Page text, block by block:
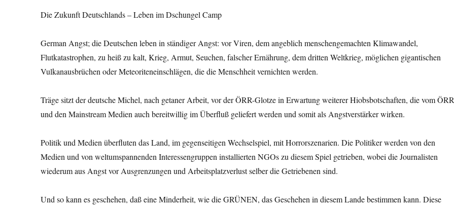
Die Zukunft Deutschlands – Leben im Dschungel Camp
German Angst; die Deutschen leben in ständiger Angst: vor Viren, dem angeblich menschengemachten Klimawandel,
Flutkatastrophen, zu heiß zu kalt, Krieg, Armut, Seuchen, falscher Ernährung, dem dritten Weltkrieg, möglichen gigantischen
Vulkanausbrüchen oder Meteoriteneinschlägen, die die Menschheit vernichten werden.
Träge sitzt der deutsche Michel, nach getaner Arbeit, vor der ÖRR-Glotze in Erwartung weiterer Hiobsbotschaften, die vom ÖRR
und den Mainstream Medien auch bereitwillig im Überfluß geliefert werden und somit als Angstverstärker wirken.
Politik und Medien überfluten das Land, im gegenseitigen Wechselspiel, mit Horrorszenarien. Die Politiker werden von den
Medien und von weltumspannenden Interessengruppen installierten NGOs zu diesem Spiel getrieben, wobei die Journalisten
wiederum aus Angst vor Ausgrenzungen und Arbeitsplatzverlust selber die Getriebenen sind.
Und so kann es geschehen, daß eine Minderheit, wie die GRÜNEN, das Geschehen in diesem Lande bestimmen kann. Diese